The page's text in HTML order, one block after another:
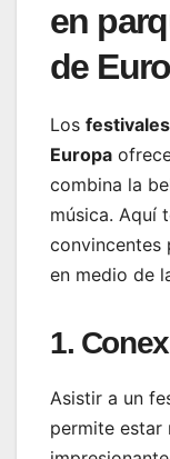
en
de
Los
Europa
combina la
música. Aquí
convincentes
en medio de
1.
Asistir a un
permite estar